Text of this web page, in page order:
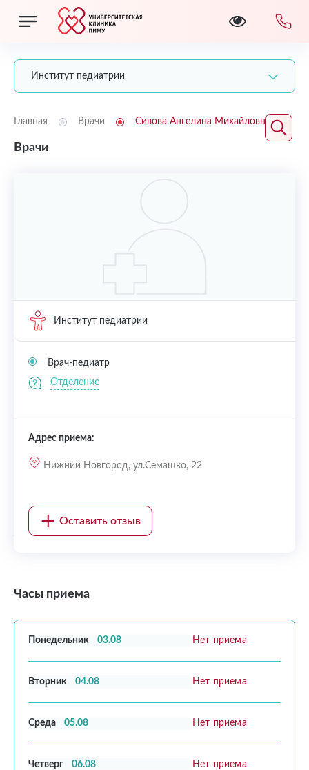
Институт педиатрии
Главная Врачи Сивова Ангелина Михайловна
Врачи
Институт педиатрии
Врач-педиатр
Отделение
Адрес приема:
Нижний Новгород, ул.Семашко, 22
Оставить отзыв
Часы приема
Понедельник 03.08 Нет приема
Вторник 04.08 Нет приема
Среда 05.08 Нет приема
Четверг 06.08 Нет приема